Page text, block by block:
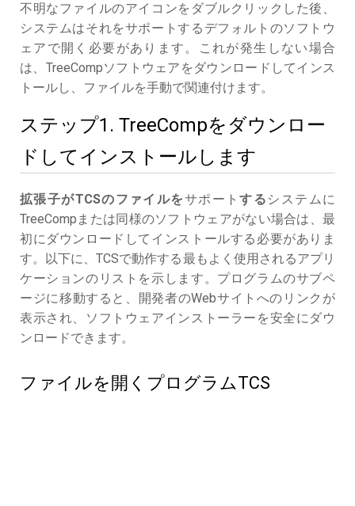
不明なファイルのアイコンをダブルクリックした後、
システムはそれをサポートするデフォルトのソフトウ
ェアで開く必要があります。これが発生しない場合
は、TreeCompソフトウェアをダウンロードしてインス
トールし、ファイルを手動で関連付けます。
ステップ1. TreeCompをダウンロー
ドしてインストールします
拡張子がTCSのファイルをサポートする システムに
TreeCompまたは同様のソフトウェアがない場合は、最
初にダウンロードしてインストールする必要がありま
す。以下に、TCSで動作する最もよく使用されるアプリ
ケーションのリストを示します。プログラムのサブペ
ージに移動すると、開発者のWebサイトへのリンクが
表示され、ソフトウェアインストーラーを安全にダウ
ンロードできます。
ファイルを開くプログラムTCS